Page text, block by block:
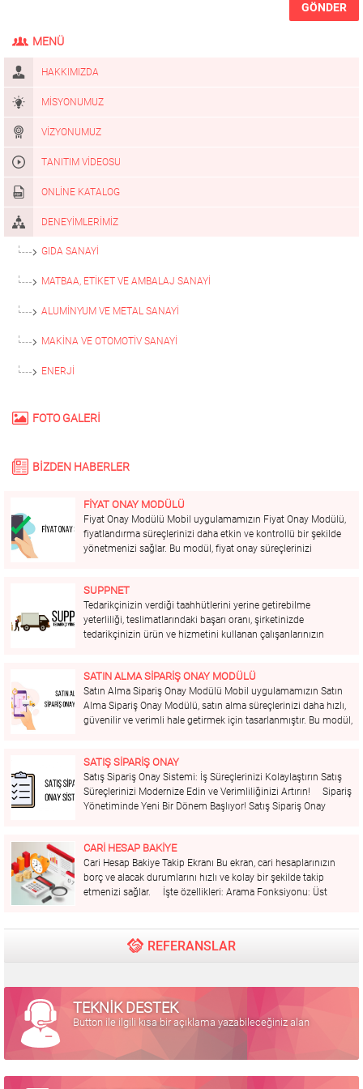
MENÜ
HAKKIMIZDA
MISYONUMUZ
VIZYONUMUZ
TANITIM VIDEOSU
ONLINE KATALOG
DENEYIMLERIMIZ
GIDA SANAYI
MATBAA, ETIKET VE AMBALAJ SANAYI
ALUMİNYUM VE METAL SANAYİ
MAKİNA VE OTOMOTİV SANAYİ
ENERJI
FOTO GALERİ
BİZDEN HABERLER
FİYAT ONAY MODÜLÜ
Fiyat Onay Modülü Mobil uygulamamızın Fiyat Onay Modülü,
fiyatlandırma süreçlerinizi daha etkin ve kontrollü bir şekilde
yönetmenizi sağlar. Bu modül, fiyat onay süreçlerinizi
fiyat...
SUPPNET
Tedarikçinizin verdiği taahhütlerini yerine getirebilme
yeterliliği, teslimatlarındaki başarı oranı, şirketinizde
tedarikçinizin ürün ve hizmetini kullanan çalışanlarınızın
değerlendirebileceğiniz TEK Platformu size sunuyoruz. Belge
Kontrolleri ve Yönetimi Tedarikçileriniz için...
SATIN ALMA SİPARİŞ ONAY MODÜLÜ
Satın Alma Sipariş Onay Modülü Mobil uygulamamızın Satın
Alma Sipariş Onay Modülü, satın alma süreçlerinizi daha hızlı,
güvenilir ve verimli hale getirmek için tasarlanmıştır. Bu modül,
sağlar. Öne...
SATIŞ SİPARİŞ ONAY
Satış Sipariş Onay Sistemi: İş Süreçlerinizi Kolaylaştırın Satış
Süreçlerinizi Modernize Edin ve Verimliliğinizi Artırın! Sipariş
Yönetiminde Yeni Bir Dönem Başlıyor! Satış Sipariş Onay
CARİ HESAP BAKİYE
Cari Hesap Bakiye Takip Ekranı Bu ekran, cari hesaplarınızın
borç ve alacak durumlarını hızlı ve kolay bir şekilde takip
etmenizi sağlar. İşte özellikleri: Arama Fonksiyonu: Üst
REFERANSLAR
TEKNİK DESTEK
Button ile ilgili kısa bir açıklama yazabileceğiniz alan